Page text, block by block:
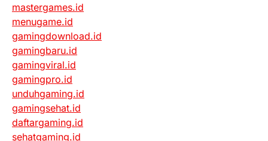
mastergames.id
menugame.id
gamingdownload.id
gamingbaru.id
gamingviral.id
gamingpro.id
unduhgaming.id
gamingsehat.id
daftargaming.id
sehatgaming.id